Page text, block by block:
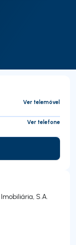
Ver telemóvel
Ver telefone
S.A.